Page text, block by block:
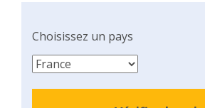
Choisissez un pays